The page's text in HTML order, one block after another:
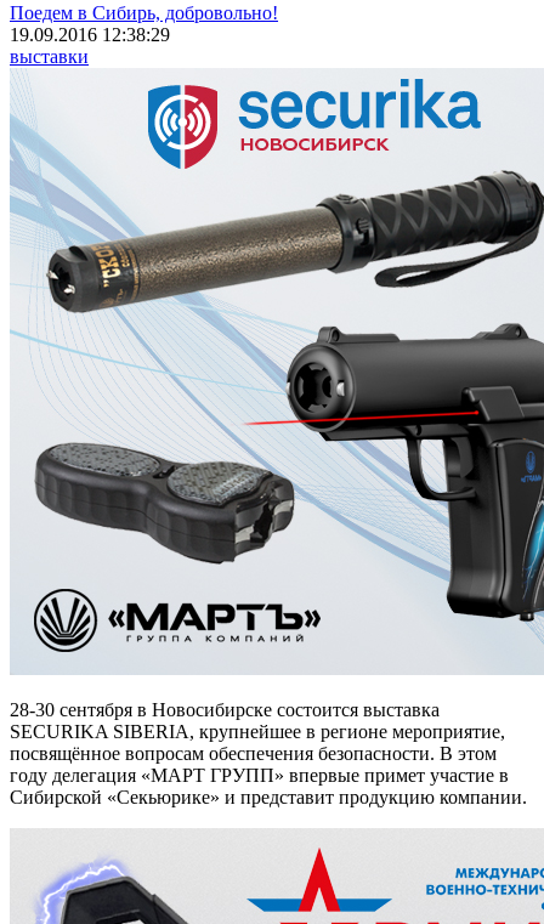
Поедем в Сибирь, добровольно!
19.09.2016 12:38:29
выставки
28-30 сентября в Новосибирске состоится выставка
SECURIKA SIBERIA, крупнейшее в регионе мероприятие,
посвящённое вопросам обеспечения безопасности. В этом
году делегация «МАРТ ГРУПП» впервые примет участие в
Сибирской «Секьюрике» и представит продукцию компании.